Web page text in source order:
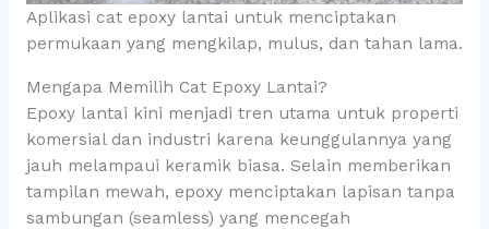
Aplikasi cat epoxy lantai untuk menciptakan
permukaan yang mengkilap, mulus, dan tahan lama.
Mengapa Memilih Cat Epoxy Lantai?
Epoxy lantai kini menjadi tren utama untuk properti
komersial dan industri karena keunggulannya yang
jauh melampaui keramik biasa. Selain memberikan
tampilan mewah, epoxy menciptakan lapisan tanpa
sambungan (seamless) yang mencegah